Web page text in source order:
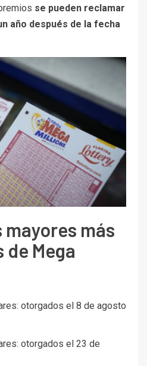
se pueden reclamar
año después de la fecha
más
Mega
otorgados el 8 de agosto
otorgados el 23 de